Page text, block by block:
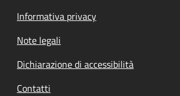
Informativa privacy
Note legali
Dichiarazione di accessibilità
Contatti